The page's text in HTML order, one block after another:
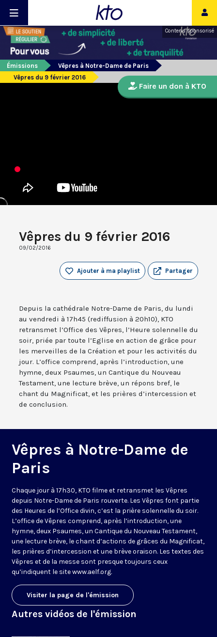
Contenu sponsorisé
Émissions
Vêpres à Notre-Dame de Paris
Vêpres du 9 février 2016
Vêpres du 9 février 2016
09/02/2016
Partager
Ajouter à ma playlist
Depuis la cathédrale Notre-Dame de Paris, du lundi
au vendredi à 17h45 (rediffusion à 20h10), KTO
retransmet l’Office des Vêpres, l’Heure solennelle du
soir, priée par toute l’Eglise en action de grâce pour
les merveilles de la Création et pour les activités du
jour. L’office comprend, après l’introduction, une
hymne, deux Psaumes, un Cantique du Nouveau
Testament, une lecture brève, un répons bref, le
chant du Magnificat, et les prières d’intercession et
de conclusion.
Vêpres à Notre-Dame de
Paris
Chaque jour à 17h30, KTO filme et retransmet les Vêpres
depuis Notre-Dame de Paris rouverte. Les Vêpres font partie
des Heures de l’Office divin, c’est la prière solennelle du soir.
L’office de Vêpres comprend, après l’introduction, une
hymne, deux Psaumes, un Cantique du Nouveau Testament,
une lecture brève, le chant d’actions de grâces du Magnificat,
les prières d’intercession et une brève oraison. Les textes des
Vêpres et de la messe sont presque toujours ceux
qu’indiquent le sitewww.aelf.org.
Visiter la page de l'émission
Autres vidéos de l'émission
Faire un don à KTO